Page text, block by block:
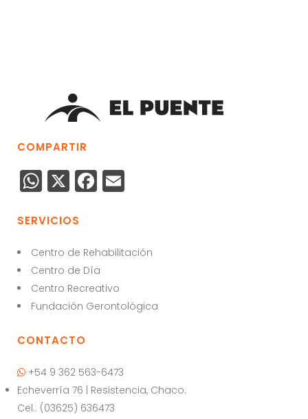
COMPARTIR
W
h
a
ts
A
p
p
X F
a
e
b
o
o
l
SERVICIOS
Centro de Rehabilitación
Centro de Día
Centro Recreativo
Fundación Gerontológica
CONTACTO
+54 9 362 563-6473
Echeverría 76 | Resistencia, Chaco.
Cel.: (03625) 636473